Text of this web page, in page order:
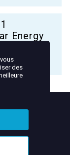
Energy
des